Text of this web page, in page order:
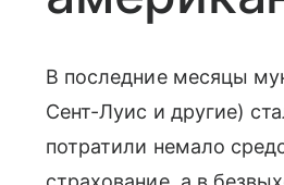
В последние месяцы
Сент-Луис и другие)
потратили немало